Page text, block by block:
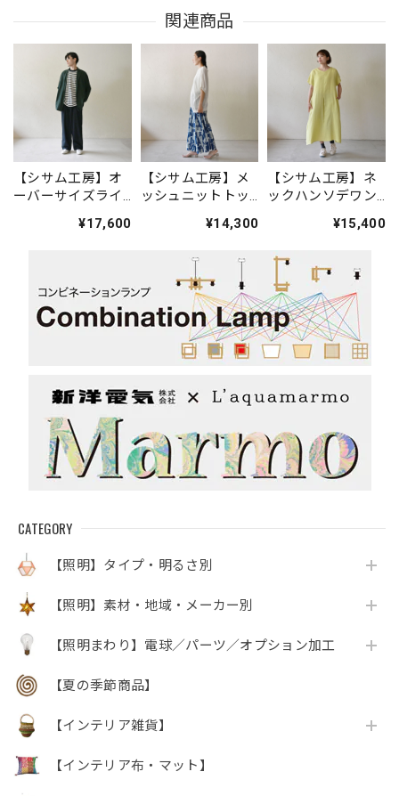
CATEGORY
【照明】タイプ・明るさ別
【照明】素材・地域・メーカー別
【照明まわり】電球／パーツ／オプション加工
【夏の季節商品】
【インテリア雑貨】
【インテリア布・マット】
関連商品
【シサム工房】オ
ーバーサイズライ
クグリーン)¥17,600
【シサム工房】メ
ッシュニットトッ
¥14,300
【シサム工房】ネ
ックハンソデワン
¥15,400